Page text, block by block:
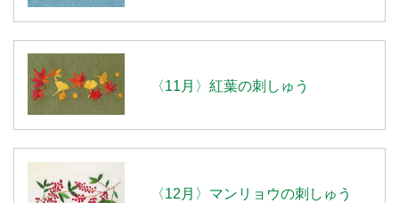
〈11月〉紅葉の刺しゅう
〈12月〉マンリョウの刺しゅう